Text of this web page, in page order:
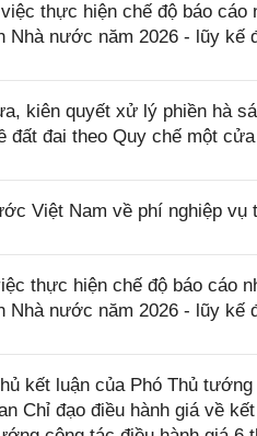
thực hiện chế độ báo cáo
nước năm 2026 - lũy kế
kiên quyết xử lý phiền hà
đai theo Quy chế một
Việt Nam về phí nghiệp vụ
thực hiện chế độ báo cáo
nước năm 2026 - lũy kế
kết luận của Phó Thủ
Chỉ đạo điều hành giá về